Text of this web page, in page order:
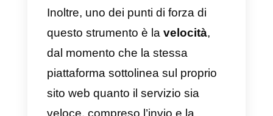
chatbotche possono
automatizzarele conversazioni